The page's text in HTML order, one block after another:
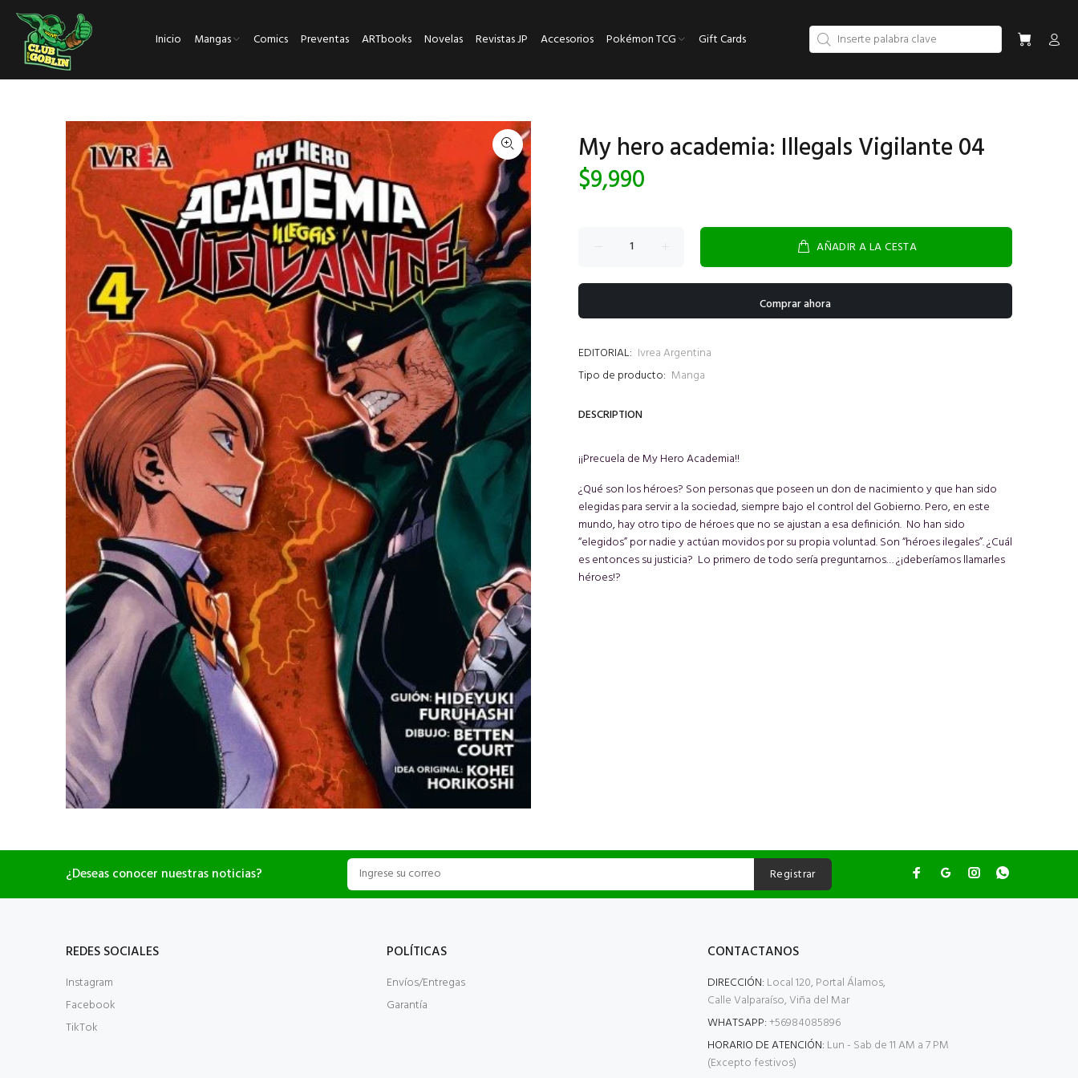
Inicio Mangas Comics Preventas ARTbooks Novelas Revistas JP Accesorios Pokémon TCG Gift Cards
My hero academia: Illegals Vigilante 04
$9,990
AÑADIR A LA CESTA
Comprar ahora
EDITORIAL: Ivrea Argentina
Tipo de producto: Manga
DESCRIPTION
¡¡Precuela de My Hero Academia!!
¿Qué son los héroes? Son personas que poseen un don de nacimiento y que han sido
elegidas para servir a la sociedad, siempre bajo el control del Gobierno. Pero, en este
mundo, hay otro tipo de héroes que no se ajustan a esa definición. No han sido
“elegidos” por nadie y actúan movidos por su propia voluntad. Son “héroes ilegales”. ¿Cuál
es entonces su justicia? Lo primero de todo sería preguntarnos… ¿¡deberíamos llamarles
héroes!?
¿Deseas conocer nuestras noticias? Registrar
REDES SOCIALES
Instagram
Facebook
TikTok
POLÍTICAS
Envíos/Entregas
Garantía
CONTACTANOS
DIRECCIÓN: Local 120, Portal Álamos,
Calle Valparaíso, Viña del Mar
WHATSAPP:+56984085896
HORARIO DE ATENCIÓN: Lun - Sab de 11 AM a 7 PM
(Excepto festivos)